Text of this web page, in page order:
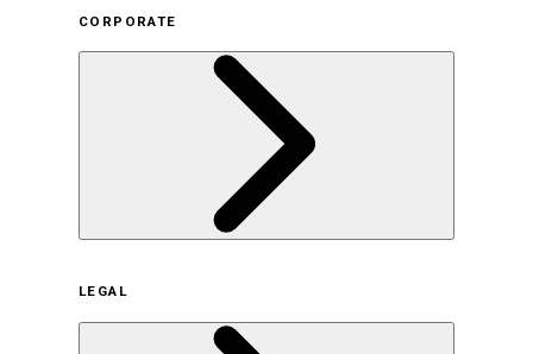
CORPORATE
サステナビリティの取り組み（日本）
サステナビリティの取り組み（米国/英語）
LEGAL